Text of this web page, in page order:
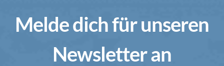
Melde dich für unseren
Newsletter an